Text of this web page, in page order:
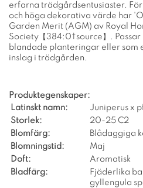
erfarna trädgårdsentusiaster.
och höga dekorativa värde har
Garden Merit (AGM) av Royal
Society【384:0†source】.
blandade planteringar eller som
inslag i trädgården.
Produktegenskaper:
Latinskt namn:
Juniperus x
Storlek:
20-25 C2
Blomfärg:
Blådaggiga
Blomningstid:
Maj
Doft:
Aromatisk
Bladfärg:
Fjäderlika
gyllengula